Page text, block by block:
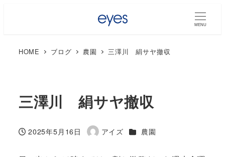
MENU
HOME ブログ 農園 三澤川 絹サヤ撤収
三澤川 絹サヤ撤収
投稿日
2025年5月16日
著
アイズ カテゴリー
農園